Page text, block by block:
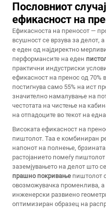
Пословниот
ефикасност на
Ефикасноста на преносот —
всушност се врзува за делот,
е еден од најдиректно
перформансите на еден
практични индустриски
ефикасност на пренос од 70%
постигнува само 55% на ист
значително намалување на
честотата на чистење на
на отпадоците во текот на
Високата ефикасност на
пиштолот. Таа е комбиниран
напонот на полнење,
растојанието помеѓу
заземјувањето на делот што
прашно покривање пиштолот
овозможувачка променлива,
инженерски развиено
оптимизиран образец на